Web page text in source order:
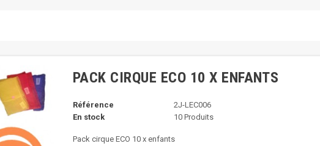
PACK CIRQUE ECO 10 X ENFANTS
Référence
2J-LEC006
En stock
10 Produits
Pack cirque ECO 10 x enfants